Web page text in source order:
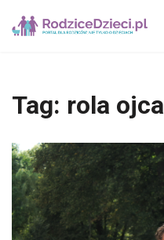
Tag: rola ojca